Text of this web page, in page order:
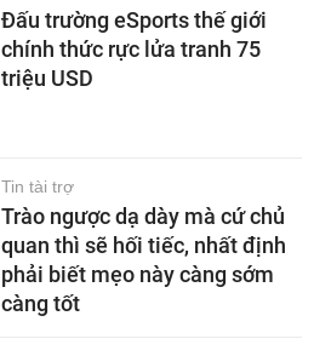
Đấu trường eSports thế giới
chính thức rực lửa tranh 75
triệu USD
Tin tài trợ
Trào ngược dạ dày mà cứ chủ
quan thì sẽ hối tiếc, nhất định
phải biết mẹo này càng sớm
càng tốt